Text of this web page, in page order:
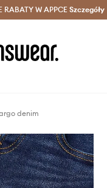
Dostawa nawet w 24h >
RABATY W APPCESzczegóły
denim